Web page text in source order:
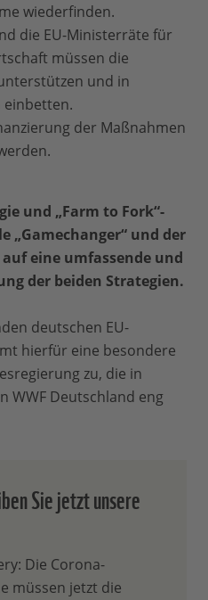
wiederfinden.
die EU-Ministerräte für
müssen die
und in
einbetten.
der Maßnahmen
und „Farm to Fork“-
„Gamechanger“ und der
eine umfassende und
der beiden Strategien.
deutschen EU-
hierfür eine besondere
zu, die in
WWF Deutschland eng
Sie jetzt unsere
Die Corona-
müssen jetzt die